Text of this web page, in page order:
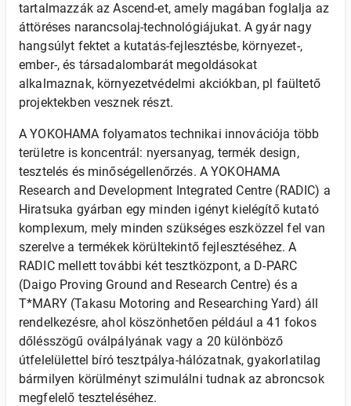
tartalmazzák az Ascend-et, amely magában foglalja az
áttöréses narancsolaj-technológiájukat. A gyár nagy
hangsúlyt fektet a kutatás-fejlesztésbe, környezet-,
ember-, és társadalombarát megoldásokat
alkalmaznak, környezetvédelmi akciókban, pl faültető
projektekben vesznek részt.
A YOKOHAMA folyamatos technikai innovációja több
területre is koncentrál: nyersanyag, termék design,
tesztelés és minőségellenőrzés. A YOKOHAMA
Research and Development Integrated Centre (RADIC) a
Hiratsuka gyárban egy minden igényt kielégítő kutató
komplexum, mely minden szükséges eszközzel fel van
szerelve a termékek körültekintő fejlesztéséhez. A
RADIC mellett további két tesztközpont, a D-PARC
(Daigo Proving Ground and Research Centre) és a
T*MARY (Takasu Motoring and Researching Yard) áll
rendelkezésre, ahol köszönhetően például a 41 fokos
dőlésszögű oválpályának vagy a 20 különböző
útfelelülettel bíró tesztpálya-hálózatnak, gyakorlatilag
bármilyen körülményt szimulálni tudnak az abroncsok
megfelelő teszteléséhez.